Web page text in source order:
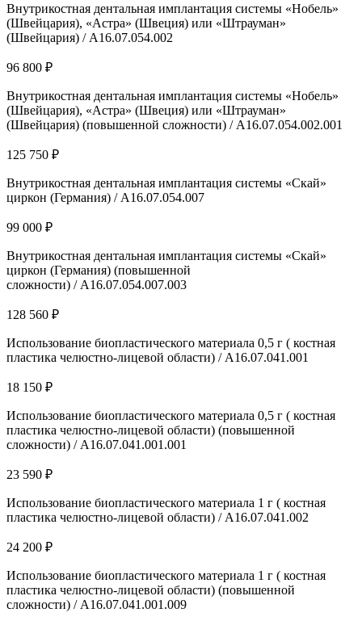
Внутрикостная дентальная имплантация системы «Нобель»
(Швейцария), «Астра» (Швеция) или «Штрауман»
(Швейцария) / А16.07.054.002
96 800 ₽
Внутрикостная дентальная имплантация системы «Нобель»
(Швейцария), «Астра» (Швеция) или «Штрауман»
(Швейцария) (повышенной сложности) / А16.07.054.002.001
125 750 ₽
Внутрикостная дентальная имплантация системы «Скай»
циркон (Германия) / А16.07.054.007
99 000 ₽
Внутрикостная дентальная имплантация системы «Скай»
циркон (Германия) (повышенной
сложности) / А16.07.054.007.003
128 560 ₽
Использование биопластического материала 0,5 г ( костная
пластика челюстно-лицевой области) / A16.07.041.001
18 150 ₽
Использование биопластического материала 0,5 г ( костная
пластика челюстно-лицевой области) (повышенной
сложности) / A16.07.041.001.001
23 590 ₽
Использование биопластического материала 1 г ( костная
пластика челюстно-лицевой области) / A16.07.041.002
24 200 ₽
Использование биопластического материала 1 г ( костная
пластика челюстно-лицевой области) (повышенной
сложности) / A16.07.041.001.009